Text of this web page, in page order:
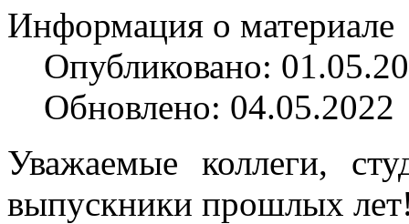
Информация о материале
Опубликовано:
Обновлено: 04.05.2022
Уважаемые коллеги,
выпускники прошлых